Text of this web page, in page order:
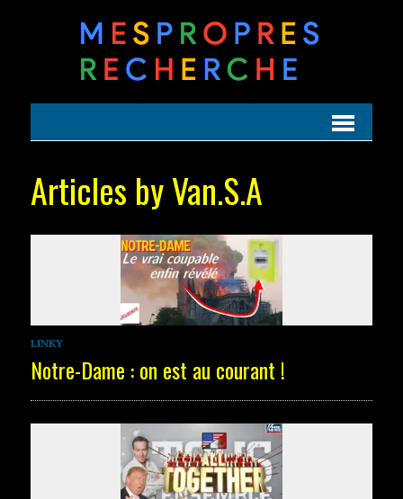
Articles by Van.S.A
LINKY
Notre-Dame : on est au courant !